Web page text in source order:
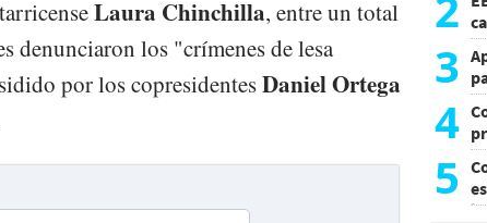
Laura Chinchilla, entre un total
denunciaron los "crímenes de lesa
por los copresidentesDaniel Ortega
3
4
5